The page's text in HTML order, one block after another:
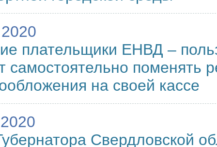
плательщики ЕНВД –
самостоятельно поменять
на своей кассе
Свердловской